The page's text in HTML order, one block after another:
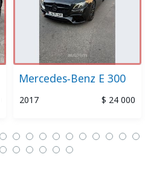
Mercedes-Benz E 300
2017 $ 24 000